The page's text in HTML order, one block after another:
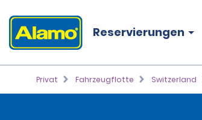
Reservierungen
Privat Fahrzeugflotte Switzerland